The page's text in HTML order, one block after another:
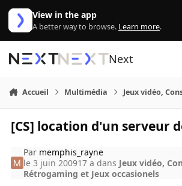
Aller au contenu
View in the app
A better way to browse. Learn more.
Next
Accueil Multimédia Jeux vidéo,
[CS] location d'un serveur
Par memphis_rayne
le 3 juin 200917 a dans Jeux vidéo,
Rétrogaming et Jeux occasionels